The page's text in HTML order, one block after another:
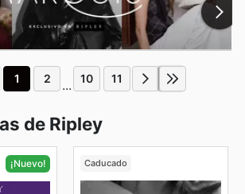
1 2 ... 10 11
de Ripley
¡Nuevo! Caducado